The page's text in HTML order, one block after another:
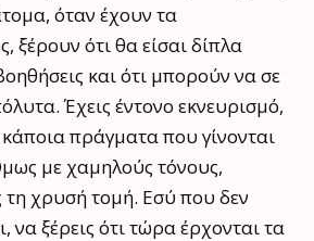
όταν έχουν τα
ξέρουν ότι θα είσαι δίπλα
και ότι μπορούν να σε
Έχεις έντονο εκνευρισμό,
πράγματα που γίνονται
με χαμηλούς τόνους,
τη χρυσή τομή. Εσύ που δεν
να ξέρεις ότι τώρα έρχονται τα